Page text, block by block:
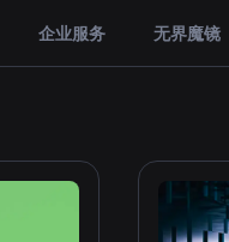
企业服务 无界魔镜